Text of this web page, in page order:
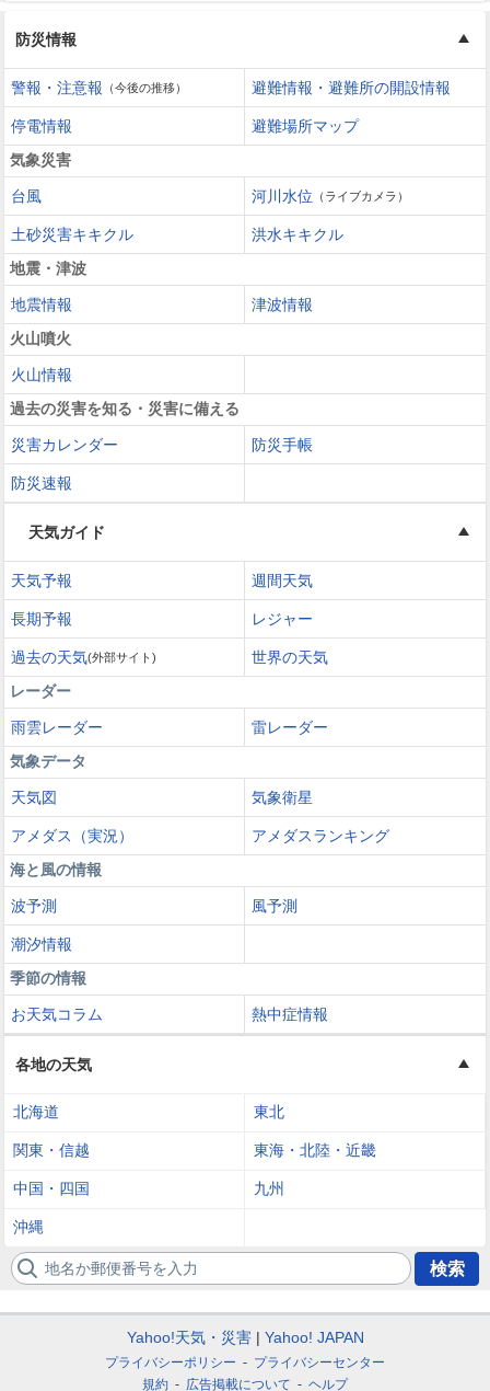
防災情報
警報・注意報 （今後の推移） 避難情報・避難所の開設情報
停電情報
避難場所マップ
気象災害
台風 河川水位 （ライブカメラ）
土砂災害キキクル
洪水キキクル
地震・津波
地震情報
津波情報
火山噴火
火山情報
過去の災害を知る・災害に備える
災害カレンダー 防災手帳
防災速報
天気ガイド
天気予報 週間天気
長期予報 レジャー
過去の天気(外部サイト)
世界の天気
レーダー
雨雲レーダー
雷レーダー
気象データ
天気図 気象衛星
アメダス（実況）
アメダスランキング
海と風の情報
波予測 風予測
潮汐情報
季節の情報
お天気コラム 熱中症情報
各地の天気
北海道 東北
関東・信越 東海・北陸・近畿
中国・四国 九州
沖縄
地名か郵便番号を入力 検索
Yahoo!天気・災害 Yahoo! JAPAN
プライバシーポリシー
プライバシーセンター
規約
広告掲載について ヘルプ